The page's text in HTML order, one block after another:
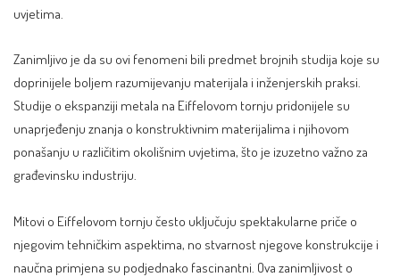
uvjetima.
Zanimljivo je da su ovi fenomeni bili predmet brojnih studija koje su
doprinijele boljem razumijevanju materijala i inženjerskih praksi.
Studije o ekspanziji metala na Eiffelovom tornju pridonijele su
unaprjeđenju znanja o konstruktivnim materijalima i njihovom
ponašanju u različitim okolišnim uvjetima, što je izuzetno važno za
građevinsku industriju.
Mitovi o Eiffelovom tornju često uključuju spektakularne priče o
njegovim tehničkim aspektima, no stvarnost njegove konstrukcije i
naučna primjena su podjednako fascinantni. Ova zanimljivost o